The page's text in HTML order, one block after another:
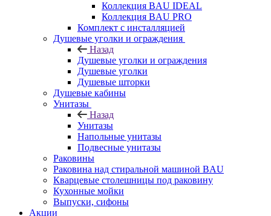
Коллекция BAU IDEAL
Коллекция BAU PRO
Комплект с инсталляцией
Душевые уголки и ограждения
Назад
Душевые уголки и ограждения
Душевые уголки
Душевые шторки
Душевые кабины
Унитазы
Назад
Унитазы
Напольные унитазы
Подвесные унитазы
Раковины
Раковина над стиральной машиной BAU
Кварцевые столешницы под раковину
Кухонные мойки
Выпуски, сифоны
Акции